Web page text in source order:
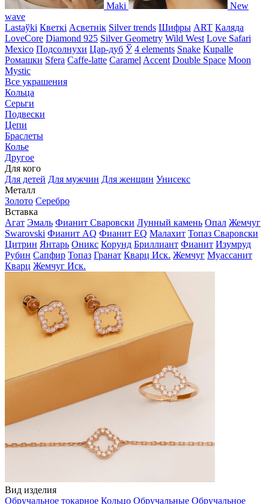
Maki
New
wave
Lastaўki Кветкі Асветнiк Silver trends Шифры ART Каляда
LoveCore Diamond 925 Silver Geometry Wild West Love Safari
Mexico Подсолнухи Цар-дуб Ў 4 elements Snake Kupalle
Ромашки Sfera Caffe-latte Caramel Accent Double Space Moon
Mystic
Все украшения
Кольца
Серьги
Подвески
Цепи
Браслеты
Колье
Другое
Для кого
Для детей Для мужчин Для женщин Унисекс
Металл
Золото Серебро
Вставка
Агат Эмаль Фианит Сваровски Лунный камень Опал Жемчуг
Swarovski Фианит AQ Фианит EQ Малахит Топаз Сваровски
Цитрин Янтарь Оникс Корунд Бриллиант Фианит Изумруд
Рубин Сапфир Топаз Гранат Кварц Иск. Жемчуг Муассанит
Кварц Жемчуг Иск.
Вид изделия
Обручальное токарное Кольцо Обручальные Обручальное